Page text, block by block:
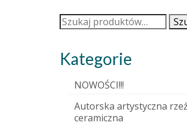
Szukaj:
Kategorie
NOWOŚCI!!!
Autorska artystyczna
ceramiczna